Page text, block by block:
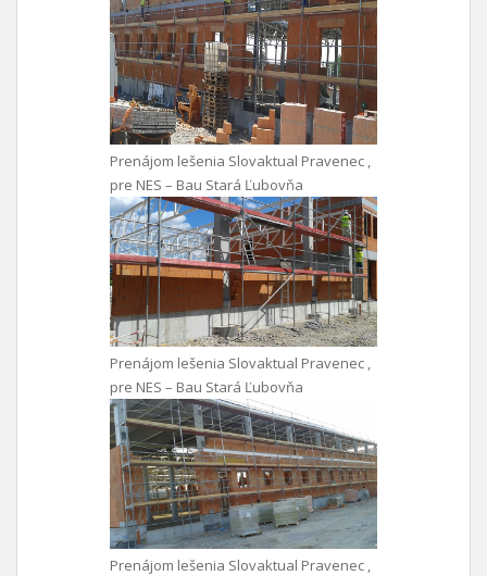
Prenájom lešenia Slovaktual Pravenec ,
pre NES – Bau Stará Ľubovňa
Prenájom lešenia Slovaktual Pravenec ,
pre NES – Bau Stará Ľubovňa
Prenájom lešenia Slovaktual Pravenec ,